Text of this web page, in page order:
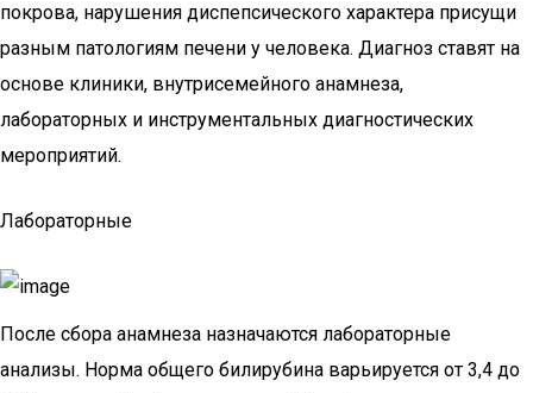
покрова, нарушения диспепсического характера присущи
разным патологиям печени у человека. Диагноз ставят на
основе клиники, внутрисемейного анамнеза,
лабораторных и инструментальных диагностических
мероприятий.
Лабораторные
После сбора анамнеза назначаются лабораторные
анализы. Норма общего билирубина варьируется от 3,4 до